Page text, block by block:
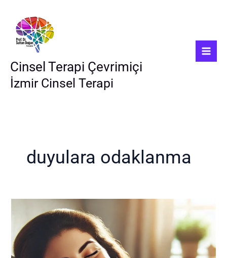
Cinsel Terapi Çevrimiçi
İzmir Cinsel Terapi
duyulara odaklanma